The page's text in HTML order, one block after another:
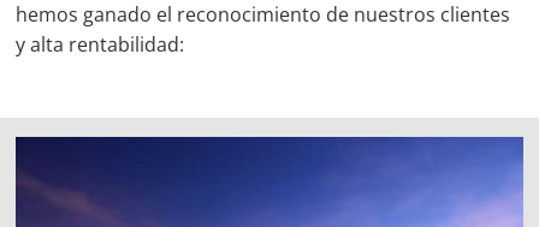
hemos ganado el reconocimiento de nuestros clientes
y alta rentabilidad: